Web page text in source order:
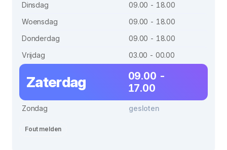
Dinsdag
09.00 - 18.00
Woensdag
09.00 - 18.00
Donderdag
09.00 - 18.00
Vrijdag
03.00 - 00.00
Zaterdag
09.00 -
17.00
Zondag gesloten
Fout melden